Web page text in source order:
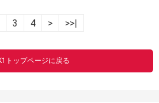
3 4 > >>|
トップページに戻る